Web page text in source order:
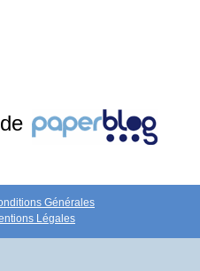
Générales
Légales